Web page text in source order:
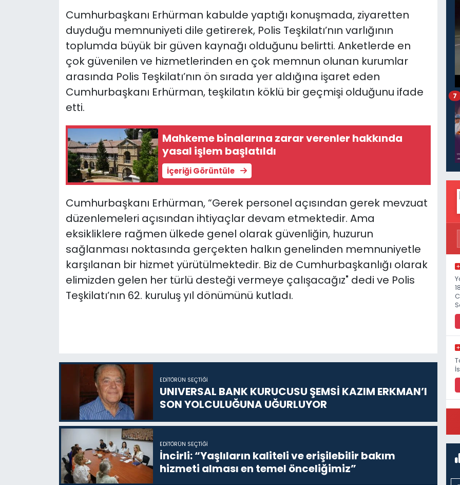
Cumhurbaşkanı Erhürman kabulde yaptığı konuşmada, ziyaretten
duyduğu memnuniyeti dile getirerek, Polis Teşkilatı’nın varlığının
toplumda büyük bir güven kaynağı olduğunu belirtti. Anketlerde en
çok güvenilen ve hizmetlerinden en çok memnun olunan kurumlar
arasında Polis Teşkilatı’nın ön sırada yer aldığına işaret eden
Cumhurbaşkanı Erhürman, teşkilatın köklü bir geçmişi olduğunu ifade
etti.
Mahkeme binalarına zarar verenler hakkında
yasal işlem başlatıldı
İçeriği Görüntüle
Cumhurbaşkanı Erhürman, “Gerek personel açısından gerek mevzuat
düzenlemeleri açısından ihtiyaçlar devam etmektedir. Ama
eksikliklere rağmen ülkede genel olarak güvenliğin, huzurun
sağlanması noktasında gerçekten halkın genelinden memnuniyetle
karşılanan bir hizmet yürütülmektedir. Biz de Cumhurbaşkanlığı olarak
elimizden gelen her türlü desteği vermeye çalışacağız" dedi ve Polis
Teşkilatı’nın 62. kuruluş yıl dönümünü kutladı.
EDITÖRÜN SEÇTIĞI
UNIVERSAL BANK KURUCUSU ŞEMSİ KAZIM ERKMAN’I
SON YOLCULUĞUNA UĞURLUYOR
EDITÖRÜN SEÇTIĞI
İncirli: “Yaşlıların kaliteli ve erişilebilir bakım
hizmeti alması en temel önceliğimiz”
7